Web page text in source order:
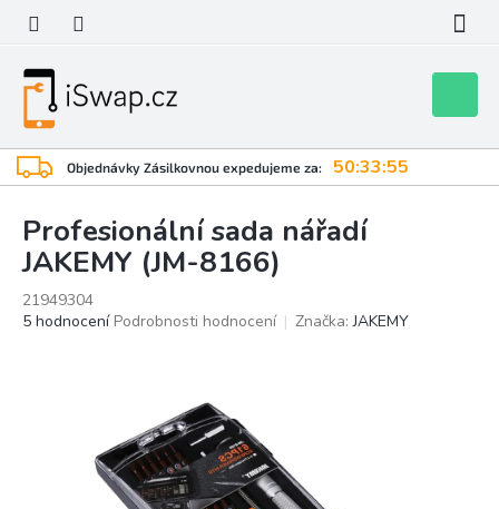
obsah
Objednávky Zásilkovnou expedujeme za: 50:33:54
košík
Profesionální sada nářadí
JAKEMY (JM-8166)
21949304
Průměrné
5 hodnocení Podrobnosti hodnocení Značka:JAKEMY